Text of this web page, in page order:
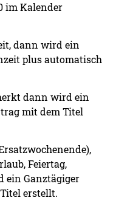
im Kalender
dann wird ein
plus automatisch
dann wird ein
mit dem Titel
Feiertag,
ein Ganztägiger
erstellt.